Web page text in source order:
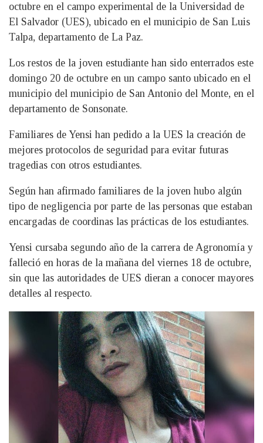
octubre en el campo experimental de la Universidad de
El Salvador (UES), ubicado en el municipio de San Luis
Talpa, departamento de La Paz.
Los restos de la joven estudiante han sido enterrados este
domingo 20 de octubre en un campo santo ubicado en el
municipio del municipio de San Antonio del Monte, en el
departamento de Sonsonate.
Familiares de Yensi han pedido a la UES la creación de
mejores protocolos de seguridad para evitar futuras
tragedias con otros estudiantes.
Según han afirmado familiares de la joven hubo algún
tipo de negligencia por parte de las personas que estaban
encargadas de coordinas las prácticas de los estudiantes.
Yensi cursaba segundo año de la carrera de Agronomía y
falleció en horas de la mañana del viernes 18 de octubre,
sin que las autoridades de UES dieran a conocer mayores
detalles al respecto.